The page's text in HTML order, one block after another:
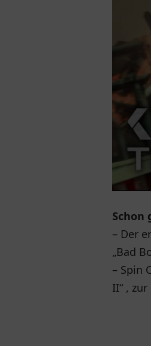
Schon
– Der
„Bad
– Spin
II“ ,